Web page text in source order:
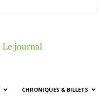
CHRONIQUES & BILLETS